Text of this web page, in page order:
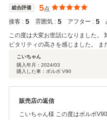
総合評価 5点
接客 : 5 雰囲気 : 5 アフター : 5
この度は大変お世話になりました。
ピタリティの高さを感じました。 ま
こいちゃん
購入年月： 2024/03
購入した車：ボルボ V90
販売店の返信
こいちゃん様 この度はボルボ